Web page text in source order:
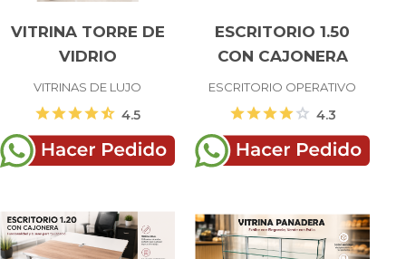
VITRINA TORRE DE
VIDRIO
VITRINAS DE LUJO
starstarstarstarstar_half 4.5
ESCRITORIO 1.50
CON CAJONERA
ESCRITORIO OPERATIVO
starstarstarstarstar 4.3